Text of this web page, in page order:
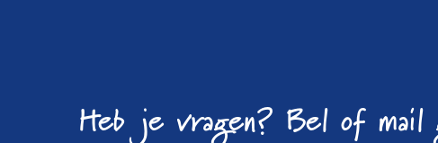
Heb je vragen? Bel of mail